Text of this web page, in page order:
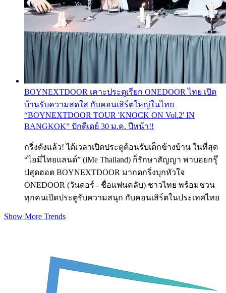
BOYNEXTDOOR เคาะประตูเรียก ONEDOOR ไทย เปิด
บ้านรับความสดใส กับคอนเสิร์ตใหญ่ในไทย
“BOYNEXTDOOR TOUR 'KNOCK ON Vol.2' IN
BANGKOK” ปักดีเดย์ 30 ม.ค. ปีหน้า!!
กริ่งดังแล้ว! ได้เวลาเปิดประตูต้อนรับเด็กข้างบ้าน ในที่สุด
“ไอมี่ไทยแลนด์” (iMe Thailand) ก็รักษาสัญญา พาบอยกรุ๊
ปสุดฮอต BOYNEXTDOOR มากดกริ่งบุกหัวใจ
ONEDOOR (วันดอร์ - ชื่อแฟนคลับ) ชาวไทย พร้อมชวน
ทุกคนเปิดประตูรับความสนุก กับคอนเสิร์ตในประเทศไทย
Show More Trends